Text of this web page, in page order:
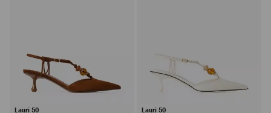
Lauri 50 Lauri 50